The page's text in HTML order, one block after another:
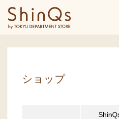
ショップ